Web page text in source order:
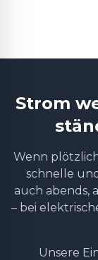
Strom
Wenn
schnelle
auch abends,
– bei
Unsere